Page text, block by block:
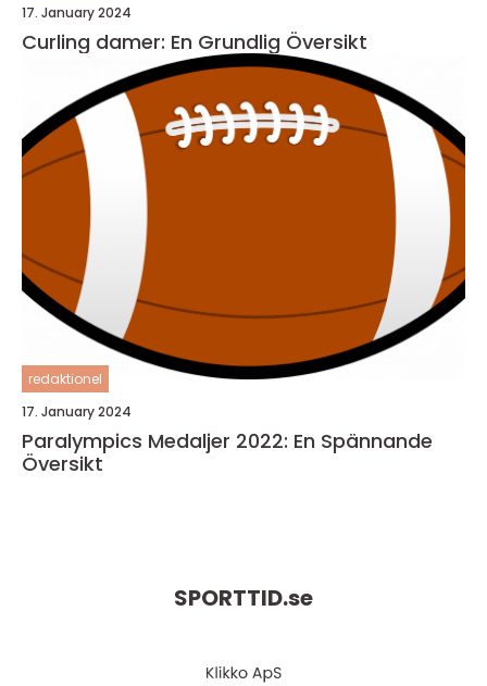
17. January 2024
Curling damer: En Grundlig Översikt
redaktionel
17. January 2024
Paralympics Medaljer 2022: En Spännande
Översikt
SPORTTID.se